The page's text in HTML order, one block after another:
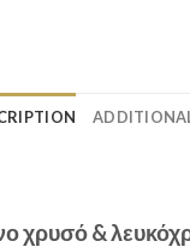
χρυσό &